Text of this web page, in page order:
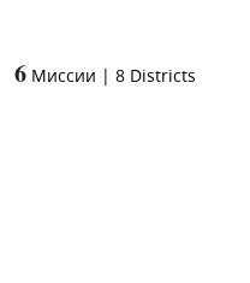
6 Миссии | 8 Districts